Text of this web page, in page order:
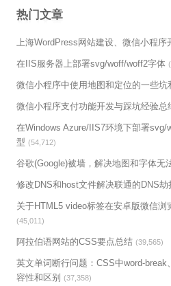
热门文章
上海WordPress网站建设、微信小程
在IIS服务器上部署svg/woff/woff2字体
微信小程序中使用地图和定位的一些坑
微信小程序支付功能开发与踩坑经验总
在Windows Azure/IIS7环境下部署
型 (54,712)
谷歌(Google)被墙，解决地图和字体无
修改DNS和host文件解决联通的DNS劫
关于HTML5 video标签在安卓版微信
(45,011)
阿拉伯语网站的CSS要点总结 (39,565)
英文单词断行问题：CSS中word-break
容性和区别
(37,358)